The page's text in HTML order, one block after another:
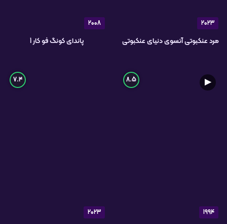
2023
مرد عنکبوتی آنسوی دنیای عنکبوتی
2008
پاندای کونگ فو کار 1
1994
▶
8.5
2023
7.4